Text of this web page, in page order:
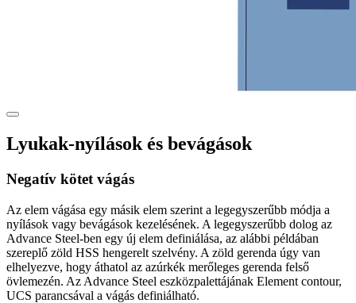
Lyukak-nyílások és bevágások
Negatív kötet vágás
Az elem vágása egy másik elem szerint a legegyszerűbb módja a
nyílások vagy bevágások kezelésének. A legegyszerűbb dolog az
Advance Steel-ben egy új elem definiálása, az alábbi példában
szereplő zöld HSS hengerelt szelvény. A zöld gerenda úgy van
elhelyezve, hogy áthatol az azúrkék merőleges gerenda felső
övlemezén. Az Advance Steel eszközpalettájának Element contour,
UCS parancsával a vágás definiálható.